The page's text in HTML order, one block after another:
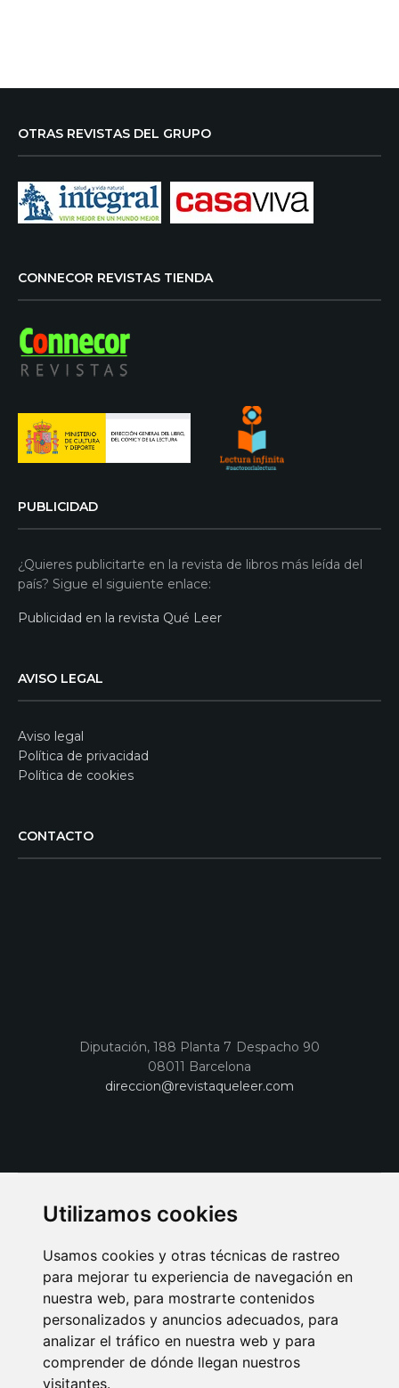
Utilizamos cookies
Usamos cookies y otras técnicas de rastreo
para mejorar tu experiencia de navegación en
nuestra web, para mostrarte contenidos
personalizados y anuncios adecuados, para
analizar el tráfico en nuestra web y para
comprender de dónde llegan nuestros
visitantes.
OTRAS REVISTAS DEL GRUPO
CONNECOR REVISTAS TIENDA
PUBLICIDAD
¿Quieres publicitarte en la revista de libros más leída del
país? Sigue el siguiente enlace:
Publicidad en la revista Qué Leer
AVISO LEGAL
Aviso legal
Política de privacidad
Política de cookies
CONTACTO
Diputación, 188 Planta 7 Despacho 90
08011 Barcelona
direccion@revistaqueleer.com
AVISO LEGAL POLITICA DE COOKIES
POLITICA DE PRIVACIDAD
PUBLICIDAD EN LA REVISTA QUÉ LEER
SORTEO-PREESTRENOS